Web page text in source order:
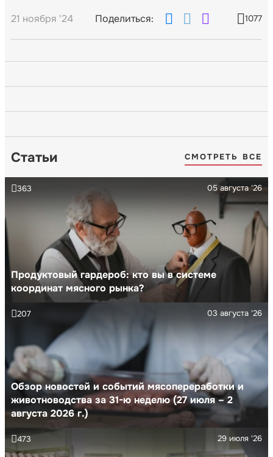
21 ноября '24 Поделиться: 1077
Статьи СМОТРЕТЬ ВСЕ
Продуктовый гардероб: кто вы в системе
координат мясного рынка?
05 августа '26
363
Обзор новостей и событий мясопереработки и
животноводства за 31-ю неделю (27 июля – 2
августа 2026 г.)
03 августа '26
207
29 июля '26
473